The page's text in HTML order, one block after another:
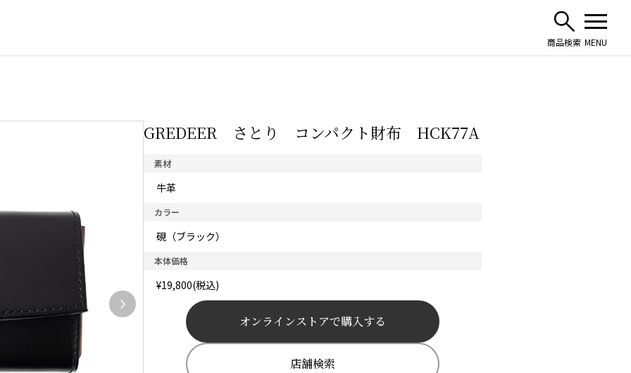
GREDEER さとり コンパクト財布 HCK77A
素材
牛革
カラー
硯（ブラック）
本体価格
¥19,800(税込)
オンラインストアで購入する
店舗検索